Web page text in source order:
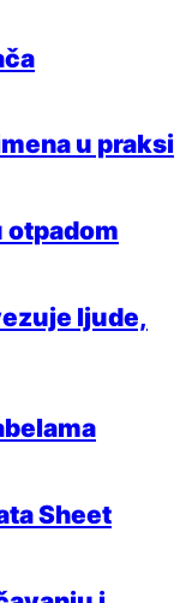
u praksi
otpadom
ljude,
Sheet